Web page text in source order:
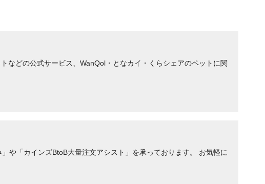
などの公式サービス、WanQol・となカイ・くらシェアのペットに関
や「カインズBtoB大量注文アシスト」を承っております。 お気軽に